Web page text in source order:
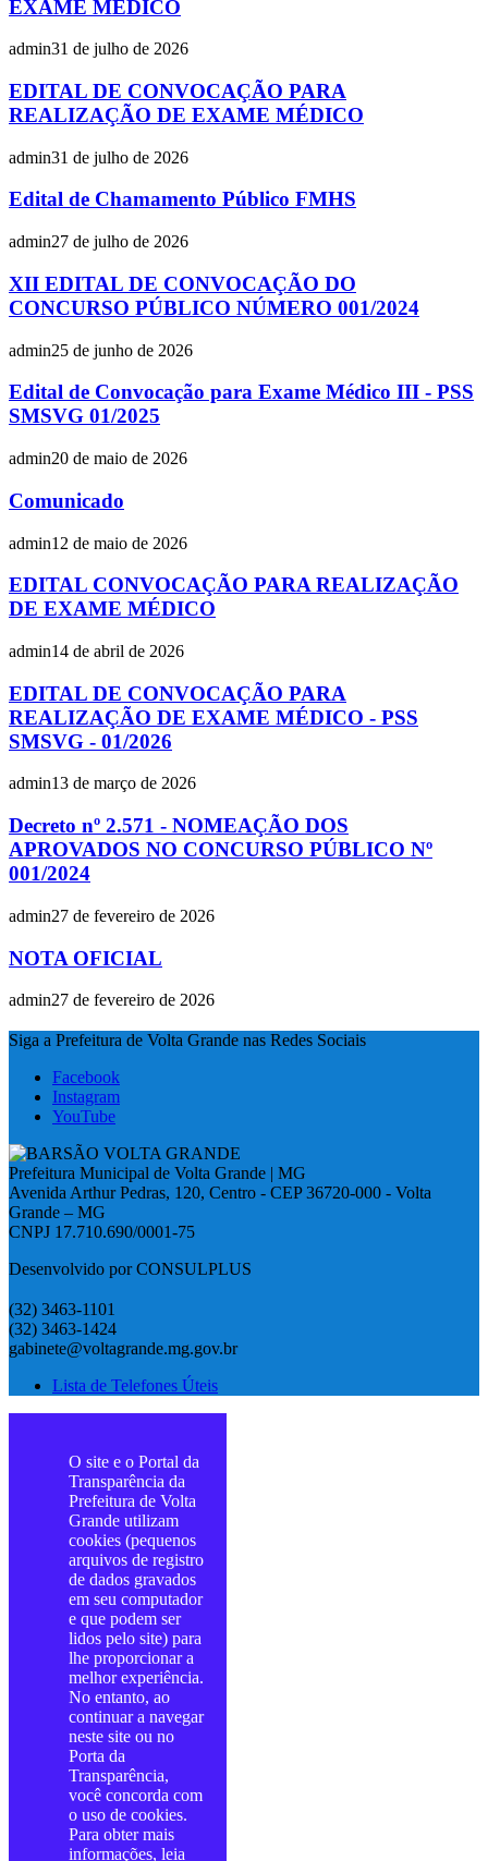
EXAME MÉDICO
admin31 de julho de 2026
EDITAL DE CONVOCAÇÃO PARA
REALIZAÇÃO DE EXAME MÉDICO
admin31 de julho de 2026
Edital de Chamamento Público FMHS
admin27 de julho de 2026
XII EDITAL DE CONVOCAÇÃO DO
CONCURSO PÚBLICO NÚMERO 001/2024
admin25 de junho de 2026
Edital de Convocação para Exame Médico III - PSS
SMSVG 01/2025
admin20 de maio de 2026
Comunicado
admin12 de maio de 2026
EDITAL CONVOCAÇÃO PARA REALIZAÇÃO
DE EXAME MÉDICO
admin14 de abril de 2026
EDITAL DE CONVOCAÇÃO PARA
REALIZAÇÃO DE EXAME MÉDICO - PSS
SMSVG - 01/2026
admin13 de março de 2026
Decreto nº 2.571 - NOMEAÇÃO DOS
APROVADOS NO CONCURSO PÚBLICO Nº
001/2024
admin27 de fevereiro de 2026
NOTA OFICIAL
admin27 de fevereiro de 2026
Siga a Prefeitura de Volta Grande nas Redes Sociais
Facebook
Instagram
YouTube
Prefeitura Municipal de Volta Grande | MG
Avenida Arthur Pedras, 120, Centro - CEP 36720-000 - Volta
Grande – MG
CNPJ 17.710.690/0001-75
Desenvolvido por CONSULPLUS
(32) 3463-1101
(32) 3463-1424
gabinete@voltagrande.mg.gov.br
Lista de Telefones Úteis
O site e o Portal da
Transparência da
Prefeitura de Volta
Grande utilizam
cookies (pequenos
arquivos de registro
de dados gravados
em seu computador
e que podem ser
lidos pelo site) para
lhe proporcionar a
melhor experiência.
No entanto, ao
continuar a navegar
neste site ou no
Porta da
Transparência,
você concorda com
o uso de cookies.
Para obter mais
informações, leia